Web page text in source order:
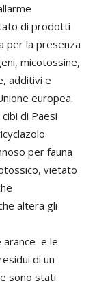
di prodotti
per la presenza
micotossine,
additivi e
europea.
di Paesi
per fauna
vietato
altera gli
arance e le
di un
sono stati